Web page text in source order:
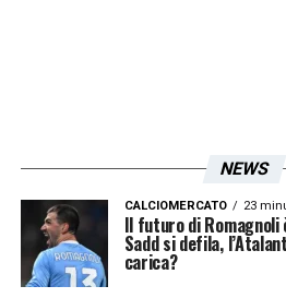
NEWS
CALCIOMERCATO 23
Il futuro di Romagnoli
Sadd si defila,
carica?